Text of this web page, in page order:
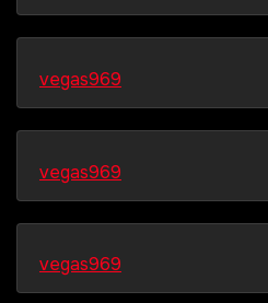
vegas969
vegas969
vegas969